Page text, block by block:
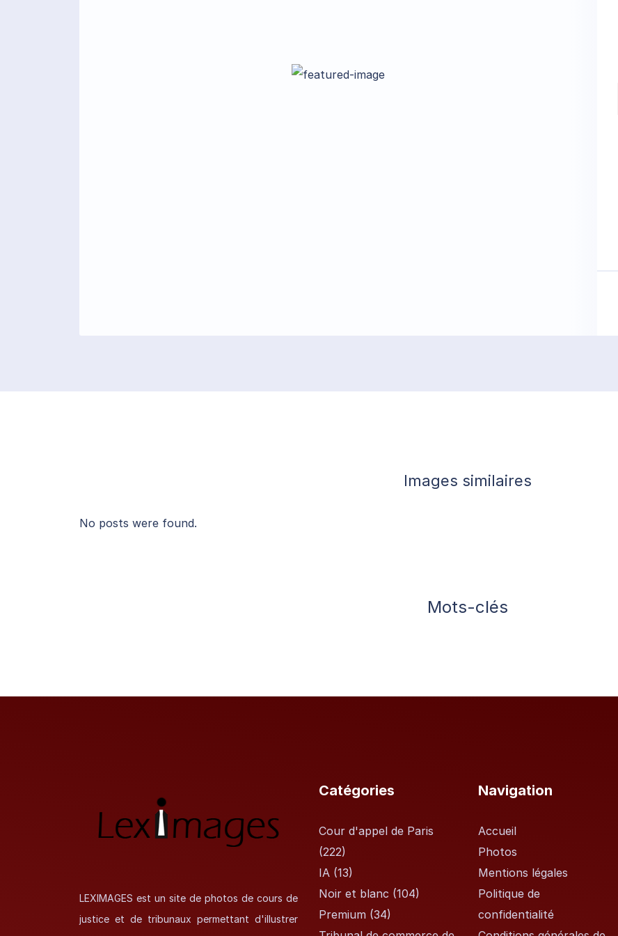
Images similaires
No posts were found.
Mots-clés
LEXIMAGES est un site de photos de cours de
justice et de tribunaux permettant d'illustrer
Catégories
Cour d'appel de Paris
(222)
IA(13)
Noir et blanc (104)
Premium(34)
Navigation
Accueil
Photos
Mentions légales
Politique de
confidentialité